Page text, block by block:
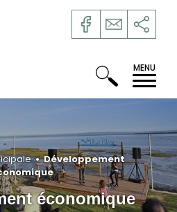
•Développement
économique